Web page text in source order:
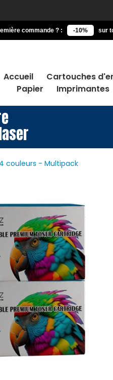
commande ? : -10% sur
Accueil Cartouches
Papier
Imprimantes
couleurs - Multipack